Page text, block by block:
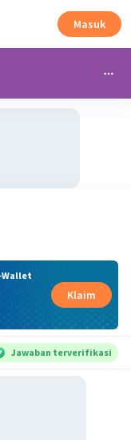
Masuk
Wallet
Klaim
Jawaban terverifikasi